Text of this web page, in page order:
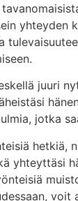
yhteyden
juuri
jotka
hetkiä,
yhteyttäsi
voit